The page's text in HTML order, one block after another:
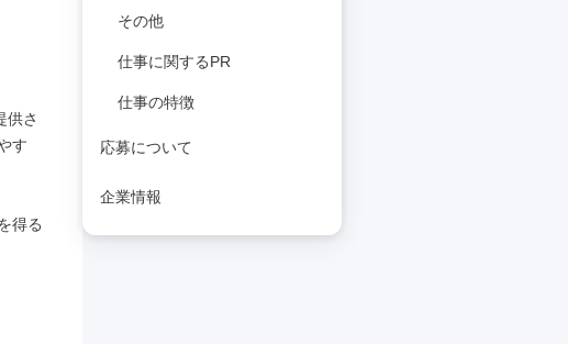
供さ
す
得る
その他
仕事に関するPR
仕事の特徴
応募について
企業情報